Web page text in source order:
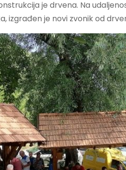
je drvena. Na
izgrađen je novi zvonik od